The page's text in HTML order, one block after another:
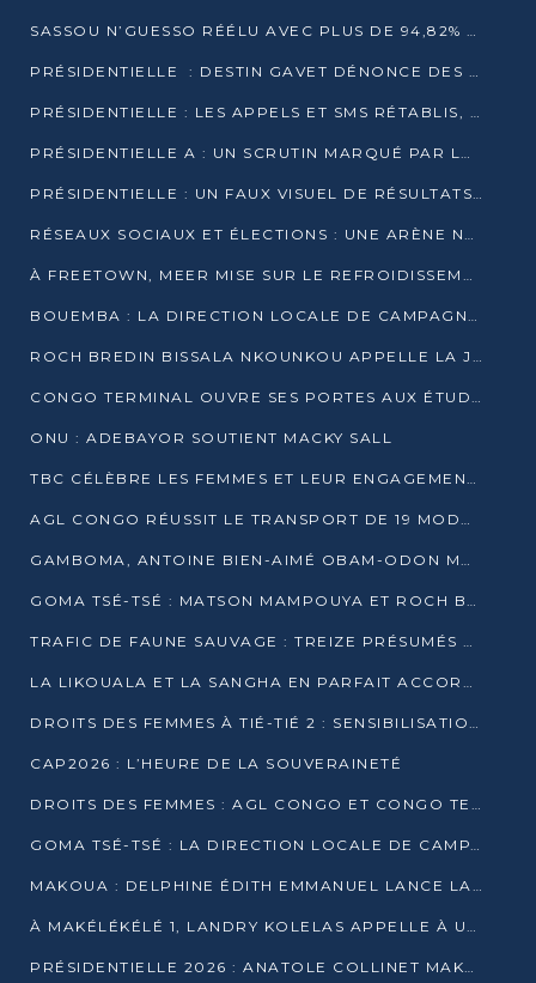
SASSOU N’GUESSO RÉÉLU AVEC PLUS DE 94,82% DES VOIX
PRÉSIDENTIELLE : DESTIN GAVET DÉNONCE DES IRRÉGULARITÉS ET REVENDIQUE LA VICTOIRE
PRÉSIDENTIELLE : LES APPELS ET SMS RÉTABLIS, INTERNET RESTE BLOQUÉ
PRÉSIDENTIELLE A : UN SCRUTIN MARQUÉ PAR LA COUPURE D’INTERNET ET UNE AFFLUENCE TIMIDE À BRAZZAVILLE
PRÉSIDENTIELLE : UN FAUX VISUEL DE RÉSULTATS CIRCULE
RÉSEAUX SOCIAUX ET ÉLECTIONS : UNE ARÈNE NUMÉRIQUE EN PLEINE MUTATION AU CONGO
À FREETOWN, MEER MISE SUR LE REFROIDISSEMENT PASSIF FACE À LA CHALEUR EXTRÊME
BOUEMBA : LA DIRECTION LOCALE DE CAMPAGNE DE DENIS SASSOU N’GUESSO MULTIPLIE LES ACTIVITÉS DE MOBILISATION
ROCH BREDIN BISSALA NKOUNKOU APPELLE LA JEUNESSE DE GOMA TSÉ-TSÉ À UN VOTE MASSIF POUR DENIS SASSOU NGUESSO
CONGO TERMINAL OUVRE SES PORTES AUX ÉTUDIANTS EN TRANSPORT ET LOGISTIQUE
ONU : ADEBAYOR SOUTIENT MACKY SALL
TBC CÉLÈBRE LES FEMMES ET LEUR ENGAGEMENT À L’OCCASION DU 8 MARS
AGL CONGO RÉUSSIT LE TRANSPORT DE 19 MODULES HORS GABARIT ENTRE POINTE-NOIRE ET BRAZZAVILLE
GAMBOMA, ANTOINE BIEN-AIMÉ OBAM-ODON MOBILISE LES 32 148 ÉLECTEURS EN FAVEUR DE DENIS SASSOU NGUESSO
GOMA TSÉ-TSÉ : MATSON MAMPOUYA ET ROCH BREDIN BISSALA NKOUNKOU EN CAMPAGNE DE PROXIMITÉ
TRAFIC DE FAUNE SAUVAGE : TREIZE PRÉSUMÉS TRAFIQUANTS INTERPELLÉS AU CONGO EN 2025
LA LIKOUALA ET LA SANGHA EN PARFAIT ACCORD AVEC LE PROJET DE SOCIÉTÉ DU CANDIDAT DENIS SASSOU-N’GUESSO
DROITS DES FEMMES À TIÉ-TIÉ 2 : SENSIBILISATION ET PÉDAGOGIE SUR LE DROIT DE VOTE
CAP2026 : L’HEURE DE LA SOUVERAINETÉ
DROITS DES FEMMES : AGL CONGO ET CONGO TERMINAL METTENT EN AVANT LE LEADERSHIP FÉMININ
GOMA TSÉ-TSÉ : LA DIRECTION LOCALE DE CAMPAGNE INTENSIFIE LA SENSIBILISATION DANS LES VILLAGES
MAKOUA : DELPHINE ÉDITH EMMANUEL LANCE LA CAMPAGNE POUR DENIS SASSOU-N’GUESSO
À MAKÉLÉKÉLÉ 1, LANDRY KOLELAS APPELLE À UNE MOBILISATION MASSIVE EN FAVEUR DE DENIS SASSOU-N’GUESSO
PRÉSIDENTIELLE 2026 : ANATOLE COLLINET MAKOSSO DÉFEND LE PROJET DE SOCIÉTÉ DE DENIS SASSOU NGUESSO